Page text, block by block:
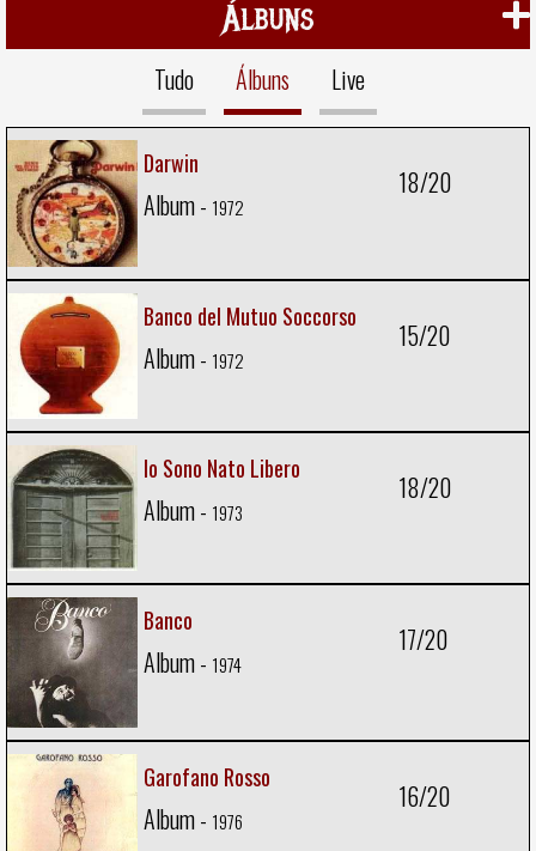
Álbuns
Tudo Álbuns Live
Darwin
Album - 1972
18/20
Banco del Mutuo Soccorso
Album - 1972
15/20
Io Sono Nato Libero
Album - 1973
18/20
Banco
Album - 1974
17/20
Garofano Rosso
Album - 1976
16/20